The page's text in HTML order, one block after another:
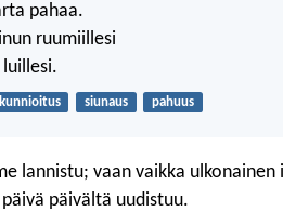
pahaa.
ruumiillesi
kunnioitus siunaus pahuus
lannistu; vaan vaikka
päivältä uudistuu.